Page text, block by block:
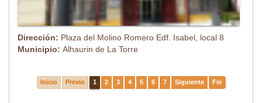
Dirección: Plaza del Molino Romero Edf. Isabel, local 8
Municipio: Alhaurin de La Torre
Inicio Previo 1 2 3 4 5 6 7 Siguiente Fin